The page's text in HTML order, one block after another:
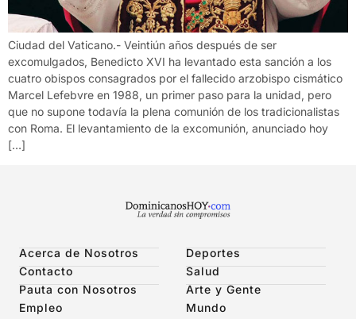
Ciudad del Vaticano.- Veintiún años después de ser
excomulgados, Benedicto XVI ha levantado esta sanción a los
cuatro obispos consagrados por el fallecido arzobispo cismático
Marcel Lefebvre en 1988, un primer paso para la unidad, pero
que no supone todavía la plena comunión de los tradicionalistas
con Roma. El levantamiento de la excomunión, anunciado hoy
[…]
Acerca de Nosotros
Contacto
Pauta con Nosotros
Empleo
Deportes
Salud
Arte y Gente
Mundo